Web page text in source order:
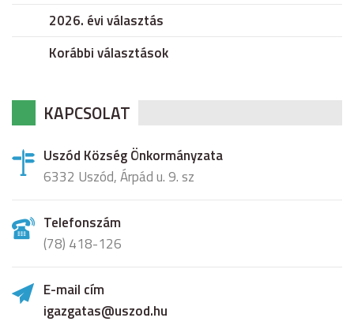
2026. évi választás
Korábbi választások
KAPCSOLAT
Uszód Község Önkormányzata
6332 Uszód, Árpád u. 9. sz
Telefonszám
(78) 418-126
E-mail cím
igazgatas@uszod.hu